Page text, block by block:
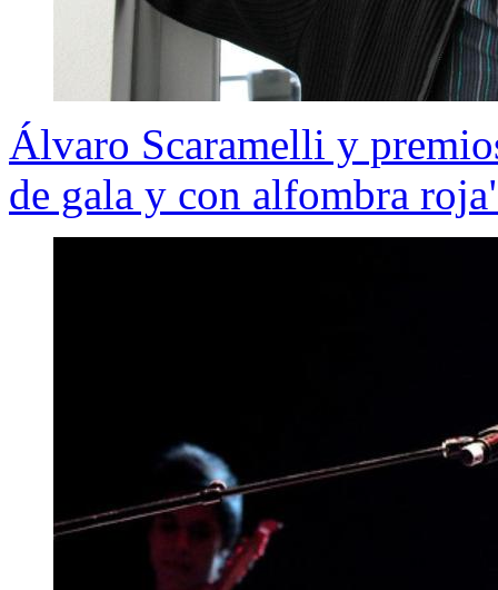
Álvaro Scaramelli y
de gala y con alfombra